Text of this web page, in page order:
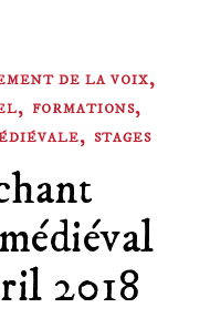
DE LA VOIX,
, FORMATIONS,
, STAGES
2018